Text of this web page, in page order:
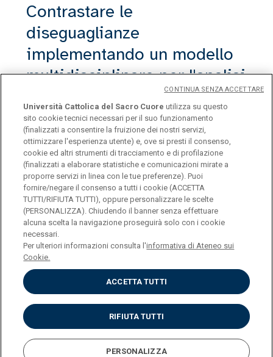
Contrastare le
diseguaglianze
implementando un modello
multidisciplinare per l'analisi
dell'impatto sulle famiglie di
politiche e pratiche
Università Cattolica del Sacro Cuore
Largo A. Gemelli, 1 - 20123 Milano
Privacy
Cookies
Impostazione dei Cookies
English
Università Cattolica del Sacro Cuore utilizza su questo
sito cookie tecnici necessari per il suo funzionamento
(finalizzati a consentire la fruizione dei nostri servizi,
ottimizzare l'esperienza utente) e, ove si presti il consenso,
cookie ed altri strumenti di tracciamento e di profilazione
(finalizzati a elaborare statistiche e comunicazioni mirate a
proporre servizi in linea con le tue preferenze). Puoi
fornire/negare il consenso a tutti i cookie (ACCETTA
TUTTI/RIFIUTA TUTTI), oppure personalizzare le scelte
(PERSONALIZZA). Chiudendo il banner senza effettuare
alcuna scelta la navigazione proseguirà solo con i cookie
necessari.
Per ulteriori informazioni consulta l'informativa di Ateneo sui
Cookie.
ACCETTA TUTTI
RIFIUTA TUTTI
PERSONALIZZA
CONTINUA SENZA ACCETTARE